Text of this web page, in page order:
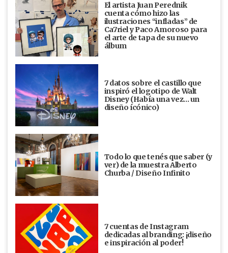
El artista Juan Perednik
cuenta cómo hizo las
ilustraciones “infladas” de
Ca7riel y Paco Amoroso para
el arte de tapa de su nuevo
álbum
7 datos sobre el castillo que
inspiró el logotipo de Walt
Disney (Había una vez... un
diseño ícónico)
Todo lo que tenés que saber (y
ver) de la muestra Alberto
Churba / Diseño Infinito
7 cuentas de Instagram
dedicadas al branding: ¡diseño
e inspiración al poder!